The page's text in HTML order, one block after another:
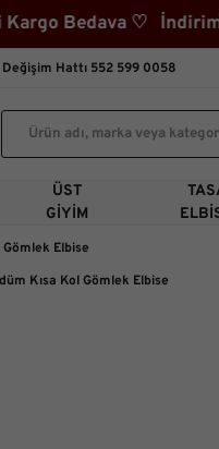
Bedava ♡
Hattı 552 599 0058
ÜST
GIYIM
Elbise